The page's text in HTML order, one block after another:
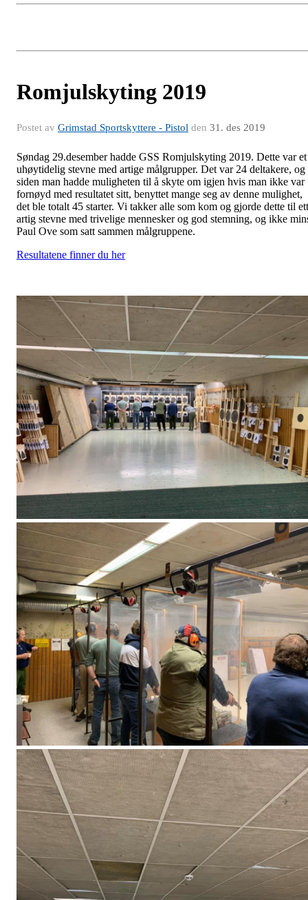
Romjulskyting 2019
Postet av Grimstad Sportskyttere - Pistol den 31. des 2019
Søndag 29.desember hadde GSS Romjulskyting 2019. Dette var et
uhøytidelig stevne med artige målgrupper. Det var 24 deltakere, og
siden man hadde muligheten til å skyte om igjen hvis man ikke var
fornøyd med resultatet sitt, benyttet mange seg av denne mulighet,
det ble totalt 45 starter. Vi takker alle som kom og gjorde dette til ett
artig stevne med trivelige mennesker og god stemning, og ikke
Paul Ove som satt sammen målgruppene.
Resultatene finner du her